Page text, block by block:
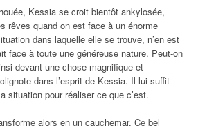
Kessia se croit bientôt ankylosée,
rêves quand on est face à un énorme
dans laquelle elle se trouve, n’en est
face à toute une généreuse nature. Peut-on
devant une chose magnifique et
dans l’esprit de Kessia. Il lui suffit
situation pour réaliser ce que c’est.
alors en un cauchemar. Ce bel